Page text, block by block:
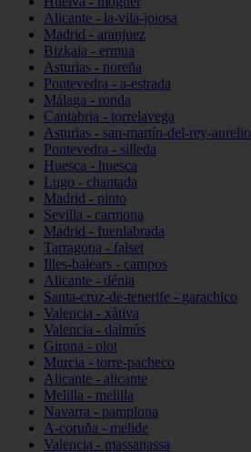
Alicante - la-vila-joiosa
Madrid - aranjuez
Bizkaia - ermua
Asturias - noreña
Pontevedra - a-estrada
Málaga - ronda
Cantabria - torrelavega
Asturias - san-martín-del-rey-aurelio
Pontevedra - silleda
Huesca - huesca
Lugo - chantada
Madrid - pinto
Sevilla - carmona
Madrid - fuenlabrada
Tarragona - falset
Illes-balears - campos
Alicante - dénia
Santa-cruz-de-tenerife - garachico
Valencia - xàtiva
Valencia - daimús
Girona - olot
Murcia - torre-pacheco
Alicante - alicante
Melilla - melilla
Navarra - pamplona
A-coruña - melide
Valencia - massanassa